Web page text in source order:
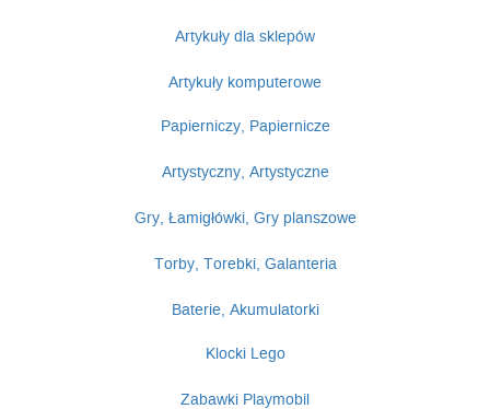
Artykuły dla sklepów
Artykuły komputerowe
Papierniczy, Papiernicze
Artystyczny, Artystyczne
Gry, Łamigłówki, Gry planszowe
Torby, Torebki, Galanteria
Baterie, Akumulatorki
Klocki Lego
Zabawki Playmobil